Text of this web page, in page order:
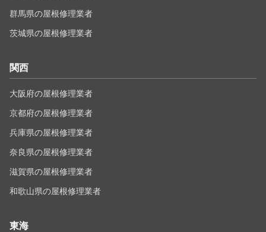
群馬県の屋根修理業者
茨城県の屋根修理業者
関西
大阪府の屋根修理業者
京都府の屋根修理業者
兵庫県の屋根修理業者
奈良県の屋根修理業者
滋賀県の屋根修理業者
和歌山県の屋根修理業者
東海